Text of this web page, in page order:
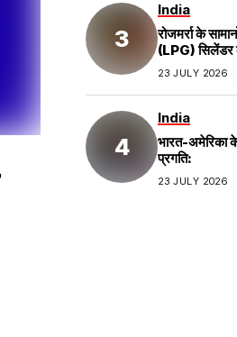
India
रोजमर्रा के
(LPG) सिलेंडर
23 JULY 2026
India
भारत-अमेरिका के
प्रगति:
23 JULY 2026